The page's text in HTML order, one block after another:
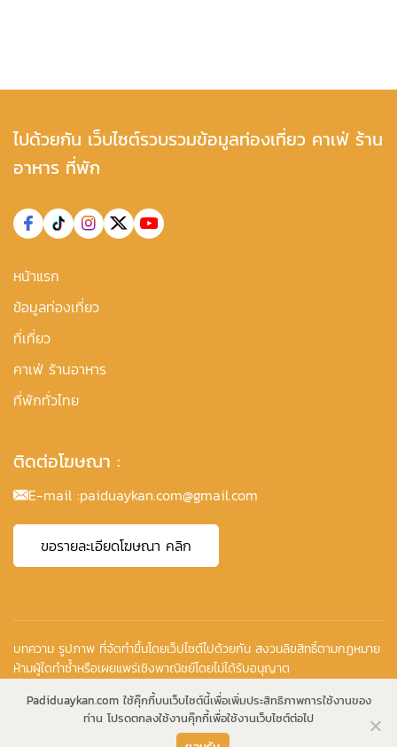
ไปด้วยกัน เว็บไซต์รวบรวมข้อมูลท่องเที่ยว คาเฟ่ ร้าน
อาหาร ที่พัก
หน้าแรก
ข้อมูลท่องเที่ยว
ที่เที่ยว
คาเฟ่ ร้านอาหาร
ที่พักทั่วไทย
ติดต่อโฆษณา :
E-mail :paiduaykan.com@gmail.com
ขอรายละเอียดโฆษณา คลิก
บทความ รูปภาพ ที่จัดทำขึ้นโดยเว็ปไซต์ไปด้วยกัน สงวนลิขสิทธิ์ตามกฏหมาย
ห้ามผู้ใดทำซ้ำหรือเผยแพร่เชิงพาณิชย์โดยไม่ได้รับอนุญาต
Padiduaykan.com ใช้คุ๊กกี้บนเว็บไซต์นี้เพื่อเพิ่มประสิทธิภาพการใช้งานของ
ท่าน โปรดตกลงใช้งานคุ๊กกี้เพื่อใช้งานเว็บไซต์ต่อไป